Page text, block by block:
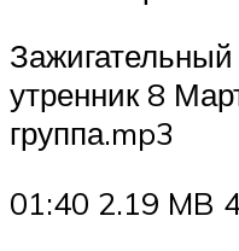
утренник 8
группа.mp3
01:40 2.19 MB